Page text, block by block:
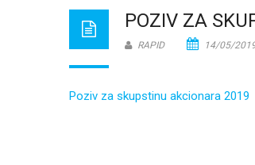
POZIV ZA
RAPID 14/05/
Poziv za skupstinu akcionara 2019